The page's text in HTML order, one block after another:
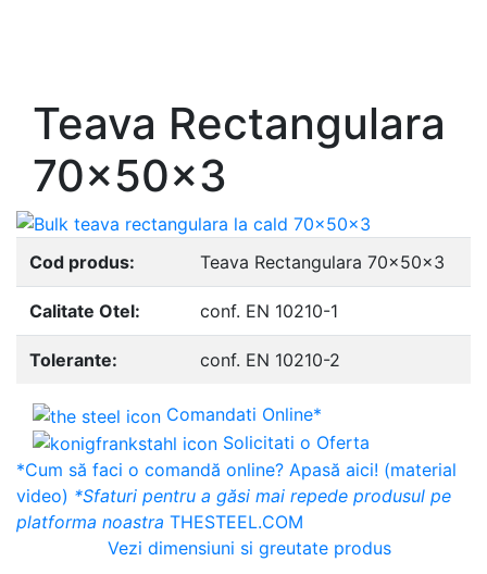
Teava Rectangulara
70x50x3
Cod produs: Teava Rectangulara 70x50x3
Calitate Otel: conf. EN 10210-1
Tolerante: conf. EN 10210-2
Comandati Online*
Solicitati o Oferta
*Cum să faci o comandă online? Apasă aici! (material
video) *Sfaturi pentru a găsi mai repede produsul pe
platforma noastra THESTEEL.COM
Vezi dimensiuni si greutate produs